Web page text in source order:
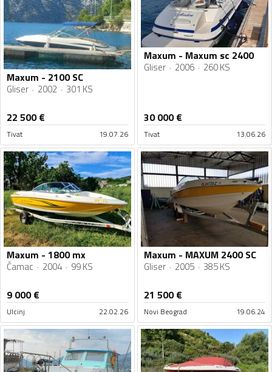
Maxum - 2100 SC
Gliser 2002 301 KS
22 500€
Tivat 19.07.26
Maxum - Maxum sc 2400
Gliser 2006 260 KS
30 000€
Tivat 13.06.26
Maxum - 1800 mx
Čamac 2004 99 KS
9 000€
Ulcinj 22.02.26
Maxum - MAXUM 2400 SC
Gliser 2005 385 KS
21 500€
Novi Beograd 19.06.24